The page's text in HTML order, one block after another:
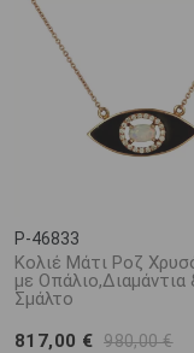
P-46833
Κολιέ Μάτι Ροζ
με Οπάλιο,Διαμάντια
Σμάλτο
817,00 € 980,00 €